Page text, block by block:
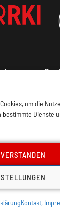
um die
Dienste
Kontakt,
Kontakt